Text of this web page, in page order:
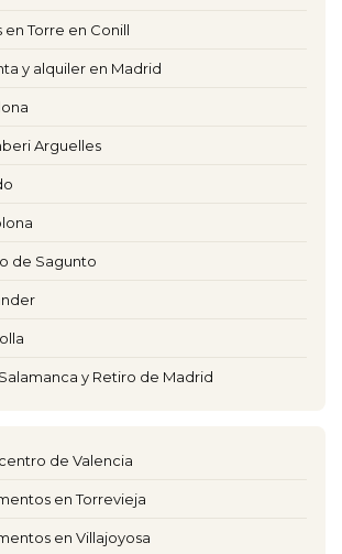
en Torre en Conill
y alquiler en Madrid
Arguelles
de Sagunto
y Retiro de Madrid
de Valencia
en Torrevieja
en Villajoyosa